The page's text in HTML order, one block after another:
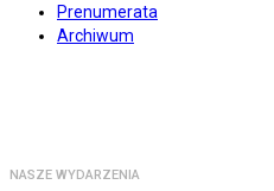
Prenumerata
Archiwum
NASZE WYDARZENIA